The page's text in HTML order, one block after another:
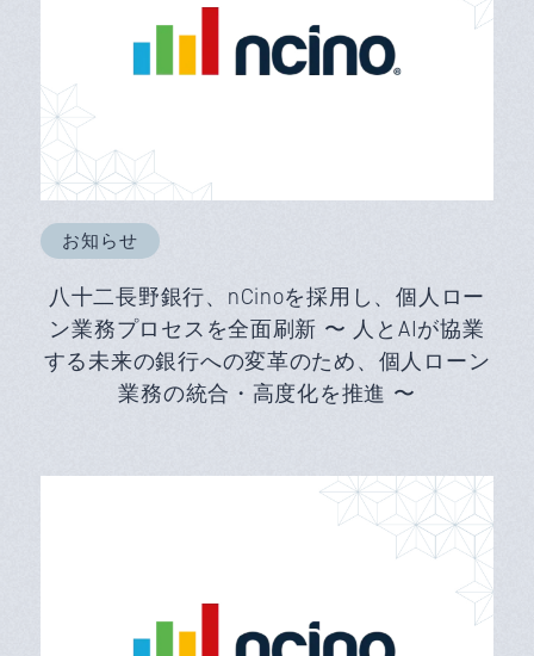
お知らせ
八十二長野銀行、nCinoを採用し、個人ロー
ン業務プロセスを全面刷新 〜 人とAIが協業
する未来の銀行への変革のため、個人ローン
業務の統合・高度化を推進 〜